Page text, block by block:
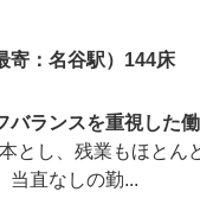
寄：名谷駅）144床
ランスを重視した
とし、残業もほとん
当直なしの勤...